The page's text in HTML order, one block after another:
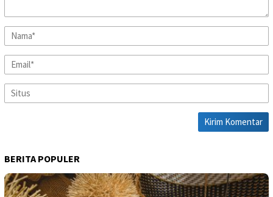
BERITA POPULER